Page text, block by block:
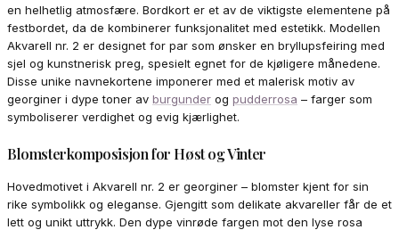
en helhetlig atmosfære. Bordkort er et av de viktigste elementene på
festbordet, da de kombinerer funksjonalitet med estetikk. Modellen
Akvarell nr. 2 er designet for par som ønsker en bryllupsfeiring med
sjel og kunstnerisk preg, spesielt egnet for de kjøligere månedene.
Disse unike navnekortene imponerer med et malerisk motiv av
georginer i dype toner av burgunder og pudderrosa – farger som
symboliserer verdighet og evig kjærlighet.
Blomsterkomposisjon for Høst og Vinter
Hovedmotivet i Akvarell nr. 2 er georginer – blomster kjent for sin
rike symbolikk og eleganse. Gjengitt som delikate akvareller får de et
lett og unikt uttrykk. Den dype vinrøde fargen mot den lyse rosa